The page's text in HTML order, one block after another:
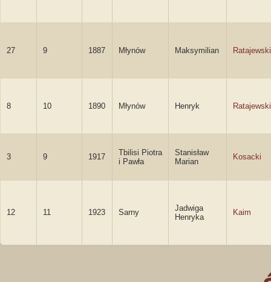
27 9 1887 Młynów Maksymilian Ratajewski
8 10 1890 Młynów Henryk Ratajewski
3 9 1917
Tbilisi Piotra
i Pawła
Stanisław
Marian
Kosacki
12 11 1923 Sarny
Jadwiga
Henryka
Kaim